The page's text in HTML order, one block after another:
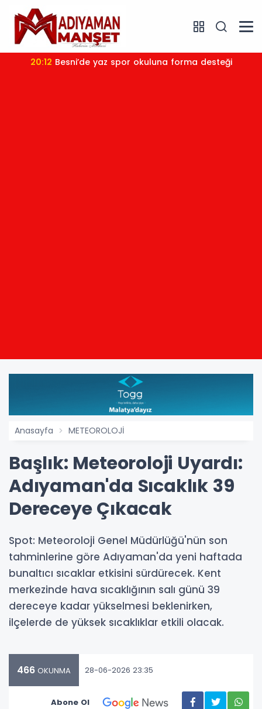
20:12 Besni’de yaz spor okuluna forma desteği
Anasayfa METEOROLOJİ
Başlık: Meteoroloji Uyardı:
Adıyaman'da Sıcaklık 39
Dereceye Çıkacak
Spot: Meteoroloji Genel Müdürlüğü'nün son
tahminlerine göre Adıyaman'da yeni haftada
bunaltıcı sıcaklar etkisini sürdürecek. Kent
merkezinde hava sıcaklığının salı günü 39
dereceye kadar yükselmesi beklenirken,
ilçelerde de yüksek sıcaklıklar etkili olacak.
466 OKUNMA 28-06-2026 23:35
Abone Ol